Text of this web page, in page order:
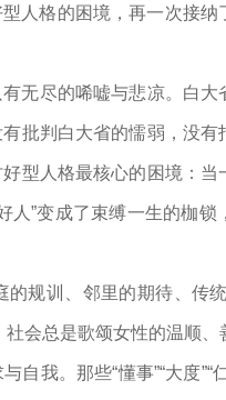
人格的困境，再一次接
无尽的唏嘘与悲凉。白大
批判白大省的懦弱，没有
型人格最核心的困境：当
”变成了束缚一生的枷
规训、邻里的期待、传
会总是歌颂女性的温顺
我。那些“懂事”“大度”“